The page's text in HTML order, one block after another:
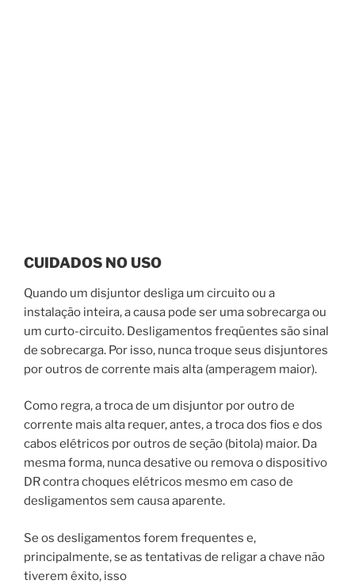
CUIDADOS NO USO
Quando um disjuntor desliga um circuito ou a
instalação inteira, a causa pode ser uma sobrecarga ou
um curto-circuito. Desligamentos freqüentes são sinal
de sobrecarga. Por isso, nunca troque seus disjuntores
por outros de corrente mais alta (amperagem maior).
Como regra, a troca de um disjuntor por outro de
corrente mais alta requer, antes, a troca dos fios e dos
cabos elétricos por outros de seção (bitola) maior. Da
mesma forma, nunca desative ou remova o dispositivo
DR contra choques elétricos mesmo em caso de
desligamentos sem causa aparente.
Se os desligamentos forem frequentes e,
principalmente, se as tentativas de religar a chave não
tiverem êxito, isso